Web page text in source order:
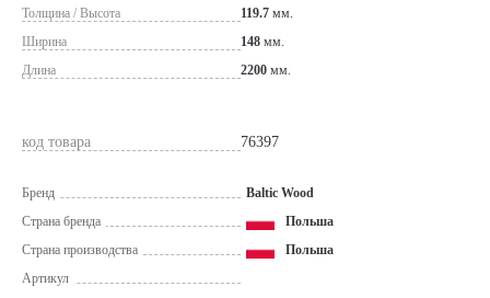
Толщина / Высота
119.7 мм.
Ширина
148 мм.
Длина
2200 мм.
код товара 76397
Бренд
Baltic Wood
Страна бренда
Польша
Страна производства
Польша
Артикул